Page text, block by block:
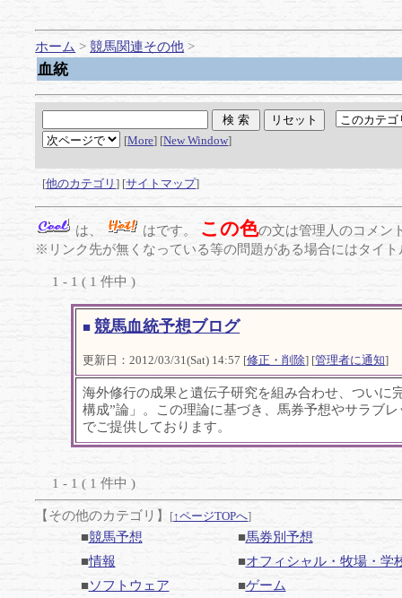
ホーム >競馬関連その他 >
血統
[More] [New Window]
[他のカテゴリ] [サイトマップ]
は、 はです。 この色の文は管理人のコメン
※リンク先が無くなっている等の問題がある場合にはタイト
1 - 1 ( 1 件中 )
■ 競馬血統予想ブログ
更新日：2012/03/31(Sat) 14:57 [修正・削除] [管理者に通知]
海外修行の成果と遺伝子研究を組み合わせ、ついに
構成”論」。この理論に基づき、馬券予想やサラブ
でご提供しております。
1 - 1 ( 1 件中 )
【その他のカテゴリ】 [↑ページTOPへ]
■競馬予想 ■馬券別予想
■情報 ■オフィシャル・牧場・学
■ソフトウェア ■ゲーム